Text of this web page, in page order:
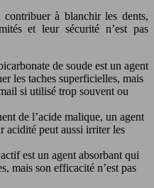
contribuer à blanchir les dents,
et leur sécurité n’est pas
de soude est un agent
les taches superficielles, mais
si utilisé trop souvent ou
de l’acide malique, un agent
acidité peut aussi irriter les
est un agent absorbant qui
mais son efficacité n’est pas